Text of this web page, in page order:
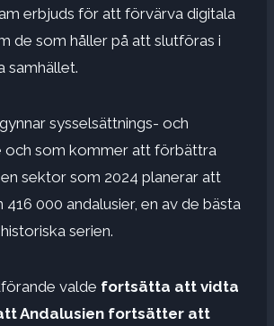
erbjuds för att förvärva digitala
de som håller på att slutföras i
samhället.
sysselsättnings- och
och som kommer att förbättra
sektor som 2024 planerar att
416 000 andalusier, en av de bästa
serien.
valde fortsätta att vidta
Andalusien fortsätter att